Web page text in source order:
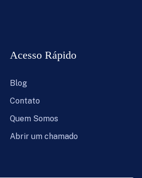
Acesso Rápido
Blog
Contato
Quem Somos
Abrir um chamado